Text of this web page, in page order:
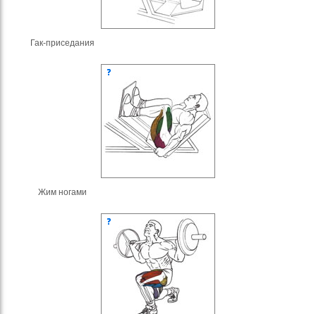
Гак-приседания
Жим ногами